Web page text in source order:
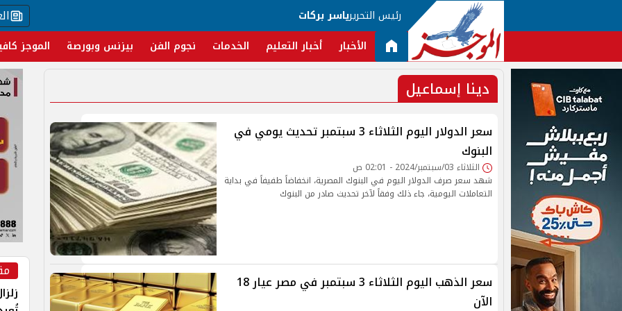
رئيس التحريرياسر بركات
الأخبار أخبار التعليم الخدمات نجوم الفن بيزنس وبورصة الموجز
دينا إسماعيل
سعر الدولار اليوم الثلاثاء 3 سبتمبر تحديث يومي في
البنوك
الثلاثاء 03/سبتمبر/2024 - 02:01 ص
شهد سعر صرف الدولار اليوم في البنوك المصرية، انخفاضاً طفيفاً في بداية
التعاملات اليومية، جاء ذلك وفقاً لآخر تحديث صادر من البنوك
سعر الذهب اليوم الثلاثاء 3 سبتمبر في مصر عيار 18
الآن